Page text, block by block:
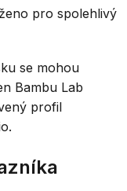
pro spolehlivý
se mohou
Bambu Lab
profil